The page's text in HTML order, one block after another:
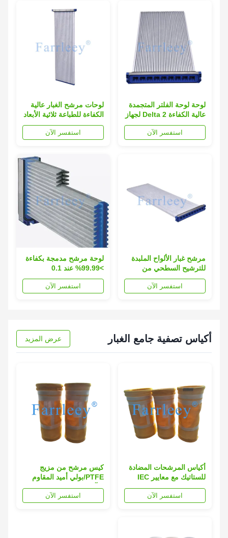
لوحة لوحة الفلتر المتجمدة
عالية الكفاءة Delta 2 لجهاز
الطباعة 3D
استفسر الآن
لوحات مرشح الغبار عالية
الكفاءة للطباعة ثلاثية الأبعاد
والتصنيع الإضافي
استفسر الآن
مرشح غبار الألواح الملبدة
للترشيح السطحي من
الشركة المصنعة للطباعة
ثلاثية الأبعاد | بديل مرشح
استفسر الآن
لوحة مرشح مدمجة بكفاءة
>99.99% عند 0.1
ميكرومتر | متينة وقابلة
للتخصيص | Farrleeyاستفسر الآن
أكياس تصفية جامع الغبار عرض المزيد
أكياس المرشحات المضادة
للستاتيك مع معايير IEC
62631-3-2 وامتثال NFPA
652 للعمليات المستمرة عند
استفسر الآن
كيس مرشح من مزيج
PTFE/بولي أميد المقاوم
للتآكل للخدمة المستمرة
عند 250 درجة مئوية لجامع
استفسر الآن